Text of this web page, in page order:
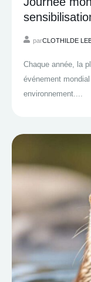
parCLOTHILDE
Chaque année, la
événement
environnement....